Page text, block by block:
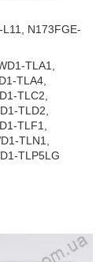
N173FGE-
TLA1,
TLA4,
TLC2,
TLD2,
TLF1,
TLN1,
TLP5LG